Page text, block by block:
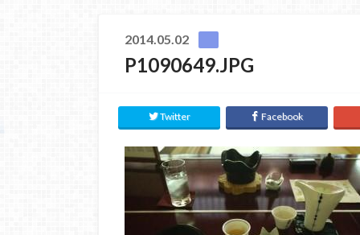
2014.05.02
P1090649.JPG
Twitter Facebook